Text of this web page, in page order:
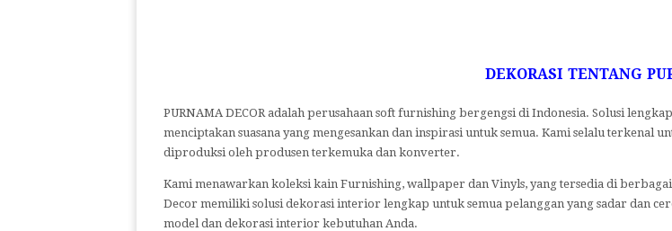
DEKORASI TENTANG
PURNAMA DECOR adalah perusahaan soft furnishing bergengsi di Indonesia. Solusi
menciptakan suasana yang mengesankan dan inspirasi untuk semua. Kami selalu terkenal
diproduksi oleh produsen terkemuka dan konverter.
Kami menawarkan koleksi kain Furnishing, wallpaper dan Vinyls, yang tersedia di
Decor memiliki solusi dekorasi interior lengkap untuk semua pelanggan yang sadar dan
model dan dekorasi interior kebutuhan Anda.